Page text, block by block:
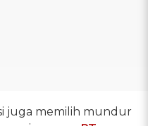
juga memilih mundur